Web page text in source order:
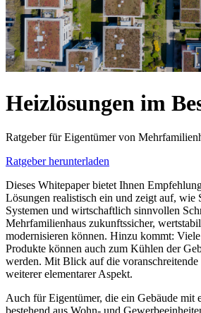
Heizlösungen im
Ratgeber für Eigentümer von
Ratgeber herunterladen
Dieses Whitepaper bietet Ihnen
Lösungen realistisch ein und zeigt auf, wie
Systemen und wirtschaftlich sinnvollen
Mehrfamilienhaus zukunftssicher,
modernisieren können. Hinzu kommt:
Produkte können auch zum Kühlen der
werden. Mit Blick auf die
weiterer elementarer Aspekt.
Auch für Eigentümer, die ein Gebäude mit
bestehend aus Wohn- und